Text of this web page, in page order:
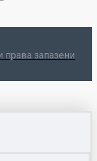
права запазени